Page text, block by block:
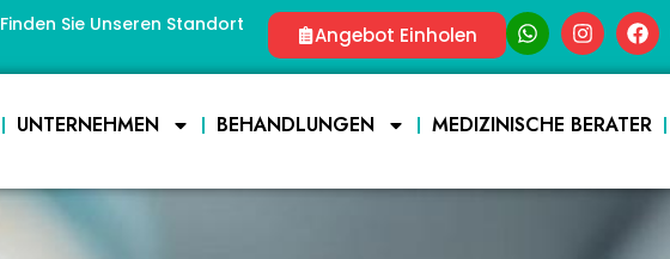
Finden Sie Unseren Standort Angebot Einholen
UNTERNEHMEN BEHANDLUNGEN MEDIZINISCHE BERATER